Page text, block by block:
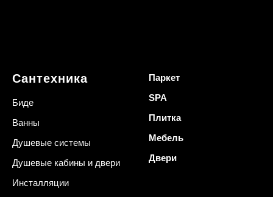
Сантехника
Биде
Ванны
Душевые системы
Душевые кабины и двери
Инсталляции
Паркет
SPA
Плитка
Мебель
Двери